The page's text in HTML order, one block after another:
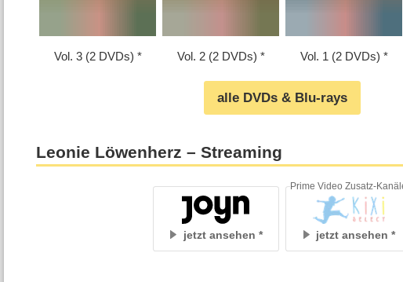
Vol. 3 (2 DVDs) Vol. 2 (2 DVDs) Vol. 1 (2 DVDs)
alle DVDs & Blu-rays
Leonie Löwenherz – Streaming
jetzt ansehen jetzt ansehen
Prime Video Zusatz-